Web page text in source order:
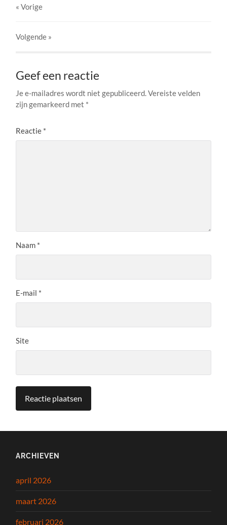
« Vorige
Volgende »
Geef een reactie
Je e-mailadres wordt niet gepubliceerd.Vereiste velden
zijn gemarkeerd met *
Reactie *
Naam *
E-mail *
Site
ARCHIEVEN
april 2026
maart 2026
februari 2026